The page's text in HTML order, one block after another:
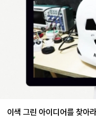
이색 그린 아이디어를 찾아